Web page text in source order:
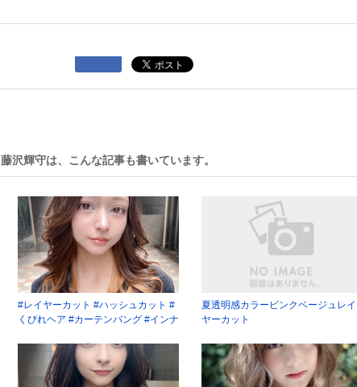
藤沢輝守は、こんな記事も書いています。
#レイヤーカット #ハッシュカット #
くびれヘア #カーテンバング #インナ
夏透明感カラーピンクベージュレイ
ヤーカット